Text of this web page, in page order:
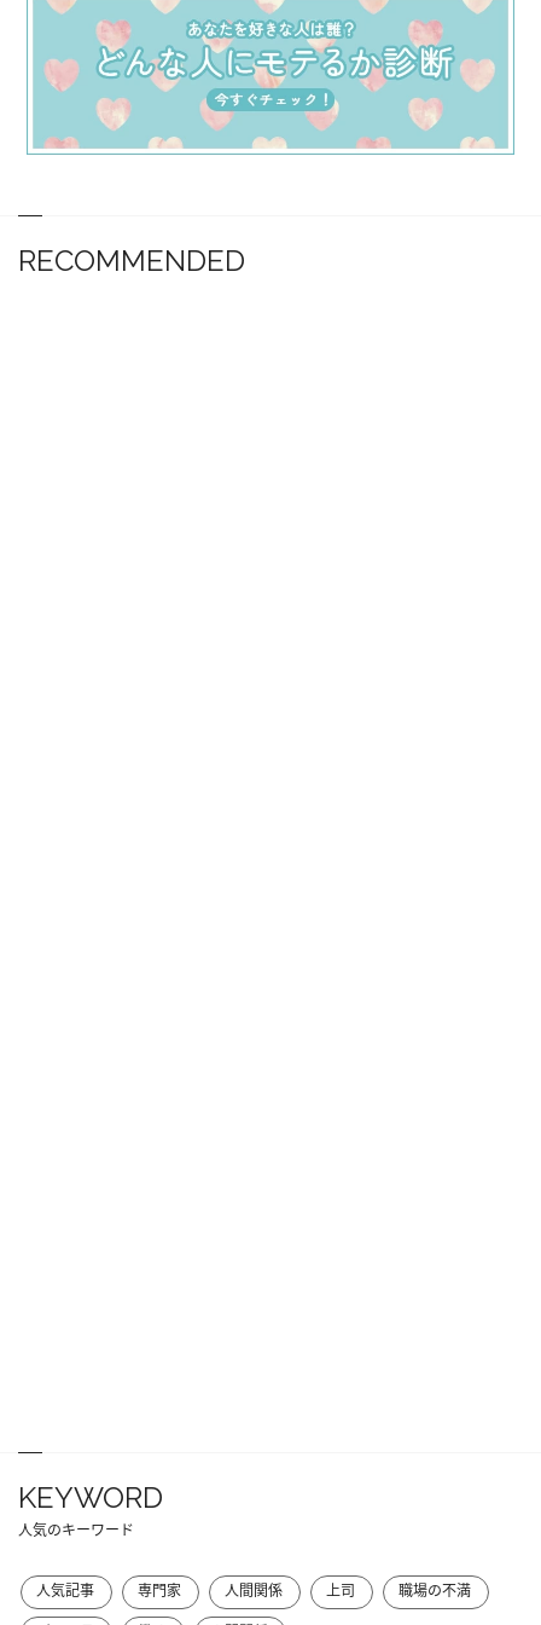
RECOMMENDED
KEYWORD
人気のキーワード
人気記事 専門家 人間関係 上司
職場の不満